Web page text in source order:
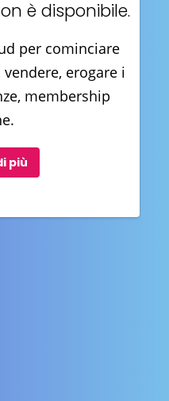
è disponibile.
per cominciare
erogare i
membership
più